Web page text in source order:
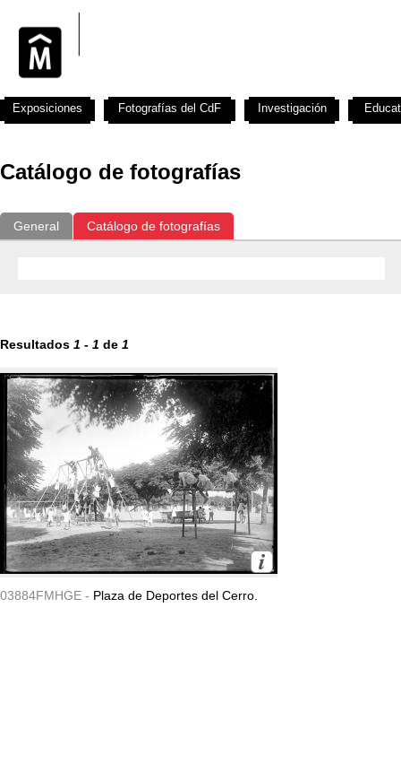
Catálogo de fotografías
General Catálogo de fotografías
Resultados 1 - 1 de 1
03884FMHGE - Plaza de Deportes del Cerro.
Exposiciones Fotografías del CdF Investigación